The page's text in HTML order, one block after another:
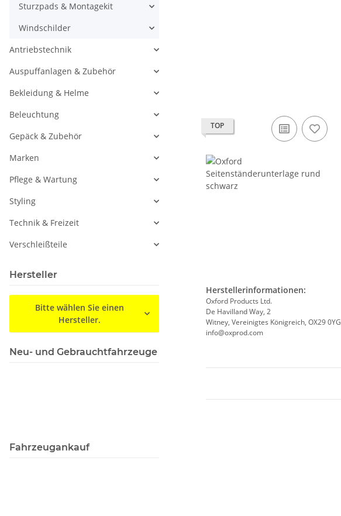
TOP
Herstellerinformationen:
Oxford Products Ltd.
De Havilland Way, 2
Witney, Vereinigtes Königreich, OX29 0YG
info@oxprod.com
Sturzpads & Montagekit
Windschilder
Antriebstechnik
Auspuffanlagen & Zubehör
Bekleidung & Helme
Beleuchtung
Gepäck & Zubehör
Marken
Pflege & Wartung
Styling
Technik & Freizeit
Verschleißteile
Hersteller
Bitte wählen Sie einen
Hersteller.
Neu- und Gebrauchtfahrzeuge
Fahrzeugankauf